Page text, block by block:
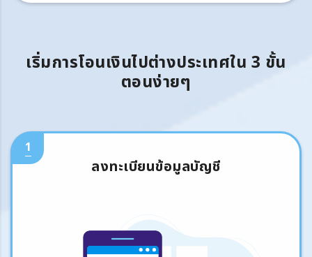
เริ่มการโอนเงินไปต่างประเทศใน 3 ขั้น
ตอนง่ายๆ
1
ลงทะเบียนข้อมูลบัญชี